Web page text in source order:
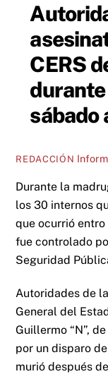
CERS
sábado
REDACCIÓN
Durante la
los 30 internos
que ocurrió
fue controlado
Seguridad
Autoridades de
General del
Guillermo “N”,
por un disparo
murió después